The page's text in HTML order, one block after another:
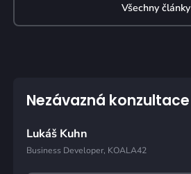
Všechny články
Nezávazná konzultace
Lukáš Kuhn
Business Developer, KOALA42